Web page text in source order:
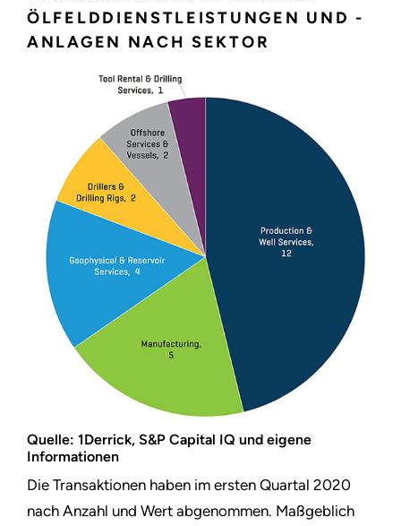
ÖLFELDDIENSTLEISTUNGEN UND -
ANLAGEN NACH SEKTOR
Quelle: 1Derrick, S&P Capital IQ und eigene
Informationen
Die Transaktionen haben im ersten Quartal 2020
nach Anzahl und Wert abgenommen. Maßgeblich